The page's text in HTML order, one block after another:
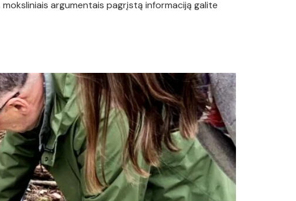
argumentais pagrįstą informaciją galite